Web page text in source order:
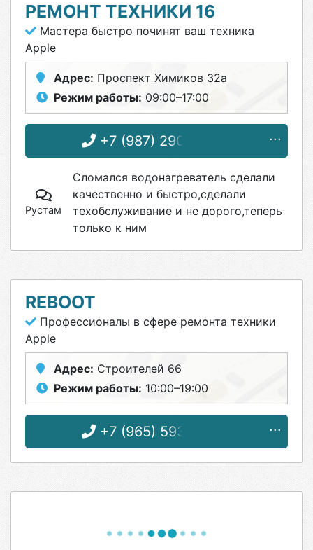
РЕМОНТ ТЕХНИКИ 16
Мастера быстро починят ваш техника
Apple
Адрес: Проспект Химиков 32а
Режим работы: 09:00–17:00
+7 (987) 290-98-94
Рустам
Сломался водонагреватель сделали
качественно и быстро,сделали
техобслуживание и не дорого,теперь
только к ним
REBOOT
Профессионалы в сфере ремонта техники
Apple
Адрес: Строителей 66
Режим работы: 10:00–19:00
+7 (965) 593-42-10